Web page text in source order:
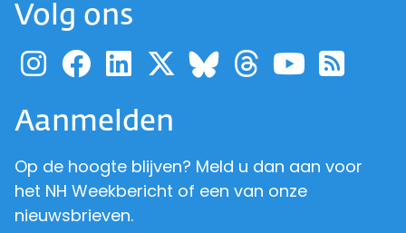
Volg ons
Ga naar de pagina van
Ga naar de pagina
Ga naar de
Ga naar de
Ga naar de
Ga naar
Ga
Aanmelden
Op de hoogte blijven? Meld u dan aan voor
het NH Weekbericht of een van onze
nieuwsbrieven.